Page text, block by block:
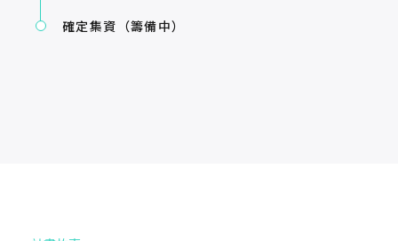
確定集資（籌備中）